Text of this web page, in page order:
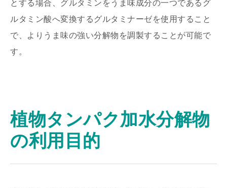
とする場合、グルタミンをうま味成分の一つであるグ
ルタミン酸へ変換するグルタミナーゼを使用すること
で、よりうま味の強い分解物を調製することが可能で
す。
植物タンパク加水分解物
の利用目的